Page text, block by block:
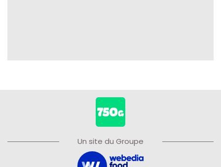
Un site du Groupe